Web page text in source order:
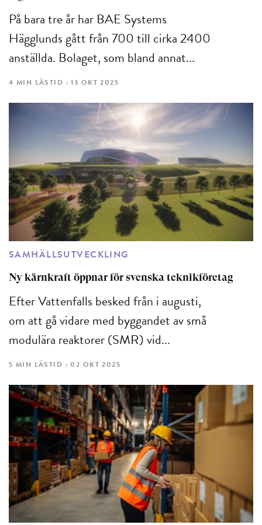
På bara tre år har BAE Systems
Hägglunds gått från 700 till cirka 2400
anställda. Bolaget, som bland annat...
4 MIN LÄSTID : 13 OKT 2025
SAMHÄLLSUTVECKLING
Ny kärnkraft öppnar för svenska teknikföretag
Efter Vattenfalls besked från i augusti,
om att gå vidare med byggandet av små
modulära reaktorer (SMR) vid...
5 MIN LÄSTID : 02 OKT 2025